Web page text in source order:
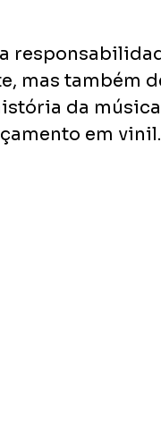
mas também
da
em vinil.